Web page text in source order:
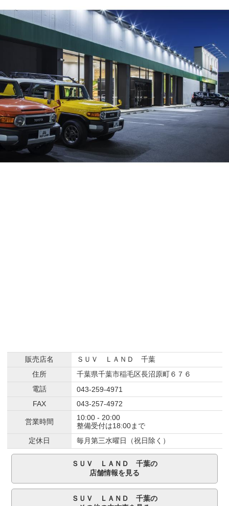
販売店名
ＳＵＶ ＬＡＮＤ 千葉
住所
千葉県千葉市稲毛区長沼原町６７６
電話
043-259-4971
FAX
043-257-4972
営業時間
10:00 - 20:00
整備受付は18:00まで
定休日
毎月第三水曜日（祝日除く）
ＳＵＶ ＬＡＮＤ 千葉の
店舗情報を見る
ＳＵＶ ＬＡＮＤ 千葉の